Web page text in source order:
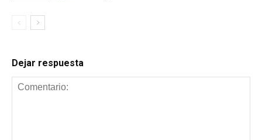
Dejar respuesta